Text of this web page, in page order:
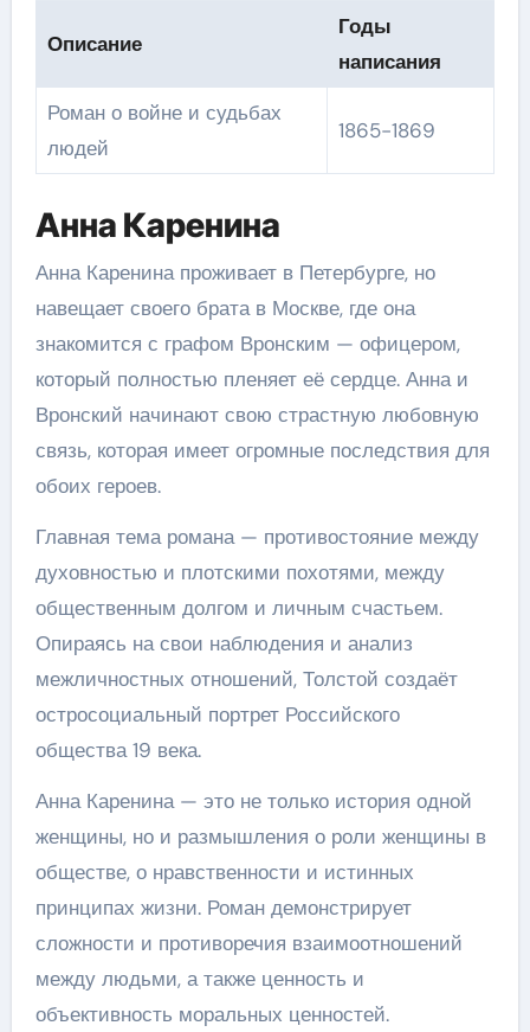
Описание
Годы
написания
Роман о войне и судьбах
людей
1865-1869
Анна Каренина
Анна Каренина проживает в Петербурге, но
навещает своего брата в Москве, где она
знакомится с графом Вронским — офицером,
который полностью пленяет её сердце. Анна и
Вронский начинают свою страстную любовную
связь, которая имеет огромные последствия для
обоих героев.
Главная тема романа — противостояние между
духовностью и плотскими похотями, между
общественным долгом и личным счастьем.
Опираясь на свои наблюдения и анализ
межличностных отношений, Толстой создаёт
остросоциальный портрет Российского
общества 19 века.
Анна Каренина — это не только история одной
женщины, но и размышления о роли женщины в
обществе, о нравственности и истинных
принципах жизни. Роман демонстрирует
сложности и противоречия взаимоотношений
между людьми, а также ценность и
объективность моральных ценностей.